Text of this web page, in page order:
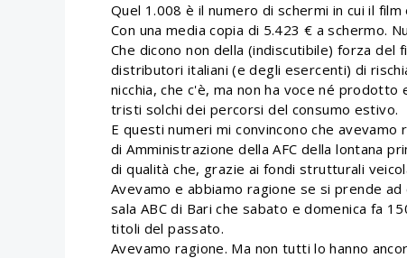
Quel 1.008 è il numero di schermi in cui il
Con una media copia di 5.423 € a schermo.
Che dicono non della (indiscutibile) forza del
distributori italiani (e degli esercenti) di
nicchia, che c'è, ma non ha voce né
tristi solchi dei percorsi del consumo estivo.
E questi numeri mi convincono che avevamo
di Amministrazione della AFC della lontana
di qualità che, grazie ai fondi strutturali
Avevamo e abbiamo ragione se si prende
sala ABC di Bari che sabato e domenica fa
titoli del passato.
Avevamo ragione. Ma non tutti lo hanno